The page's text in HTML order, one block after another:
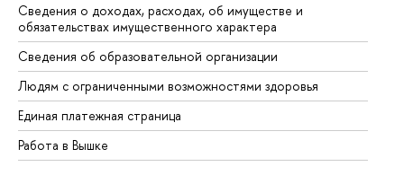
Сведения о доходах, расходах, об имуществе и
обязательствах имущественного характера
Сведения об образовательной организации
Людям с ограниченными возможностями здоровья
Единая платежная страница
Работа в Вышке